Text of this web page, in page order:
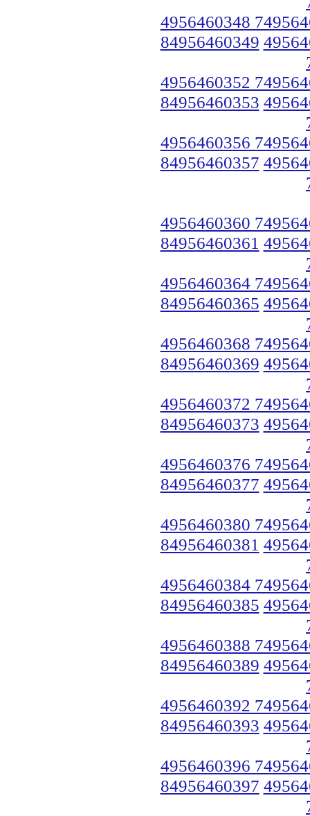
4956460348
84956460349
4956460352
84956460353
4956460356
84956460357
4956460360
84956460361
4956460364
84956460365
4956460368
84956460369
4956460372
84956460373
4956460376
84956460377
4956460380
84956460381
4956460384
84956460385
4956460388
84956460389
4956460392
84956460393
4956460396
84956460397